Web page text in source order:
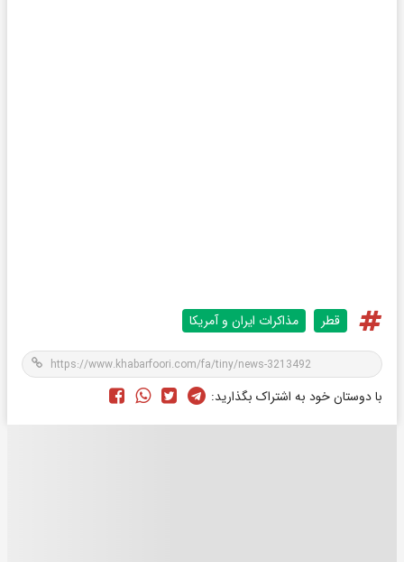
قطر مذاکرات ایران و آمریکا
با دوستان خود به اشتراک بگذارید: